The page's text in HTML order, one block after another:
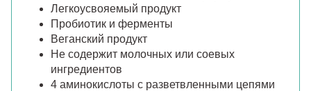
Легкоусвояемый продукт
Пробиотик и ферменты
Веганский продукт
Не содержит молочных или соевых
ингредиентов
4 аминокислоты с разветвленными цепями